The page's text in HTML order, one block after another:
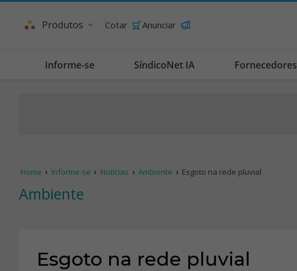
Produtos Cotar Anunciar
Informe-se SíndicoNet IA Fornecedores
Home Informe-se Notícias Ambiente Esgoto na rede pluvial
Ambiente
Esgoto na rede pluvial